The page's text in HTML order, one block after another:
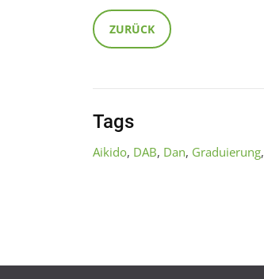
ZURÜCK
Tags
Aikido, DAB, Dan, Graduierung,